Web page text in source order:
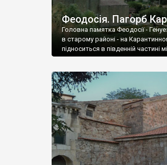
Феодосія. Пагорб
Головна памятка Феодосії -
в старому районі - на
підноситься в південній частині